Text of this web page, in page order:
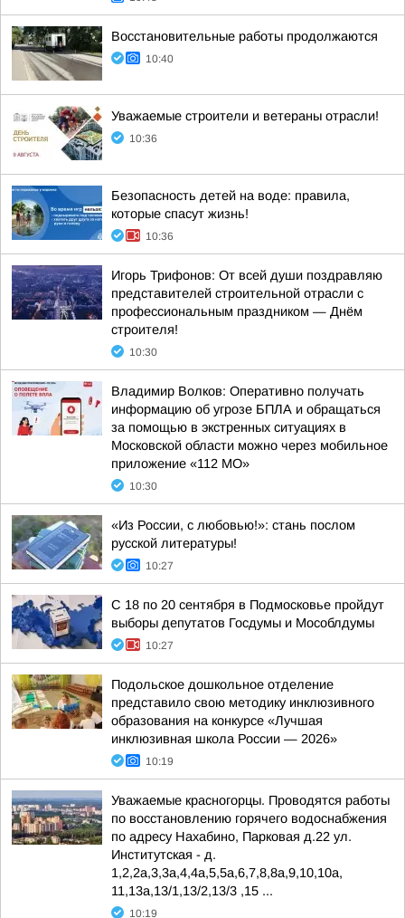
Восстановительные работы продолжаются
10:40
Уважаемые строители и ветераны отрасли!
10:36
Безопасность детей на воде: правила,
которые спасут жизнь!
10:36
Игорь Трифонов: От всей души поздравляю
представителей строительной отрасли с
профессиональным праздником — Днём
строителя!
10:30
Владимир Волков: Оперативно получать
информацию об угрозе БПЛА и обращаться
за помощью в экстренных ситуациях в
Московской области можно через мобильное
приложение «112 МО»
10:30
«Из России, с любовью!»: стань послом
русской литературы!
10:27
С 18 по 20 сентября в Подмосковье пройдут
выборы депутатов Госдумы и Мособлдумы
10:27
Подольское дошкольное отделение
представило свою методику инклюзивного
образования на конкурсе «Лучшая
инклюзивная школа России — 2026»
10:19
Уважаемые красногорцы. Проводятся работы
по восстановлению горячего водоснабжения
по адресу Нахабино, Парковая д.22 ул.
Институтская - д.
1,2,2а,3,3а,4,4а,5,5а,6,7,8,8а,9,10,10а,
11,13а,13/1,13/2,13/3 ,15 ...
10:19